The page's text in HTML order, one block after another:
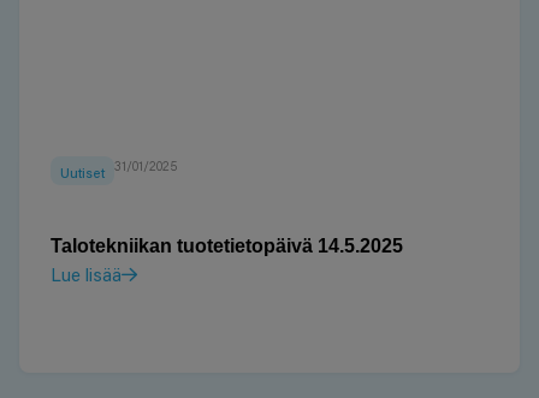
Uutiset 31/01/2025
Talotekniikan tuotetietopäivä 14.5.2025
Lue lisää